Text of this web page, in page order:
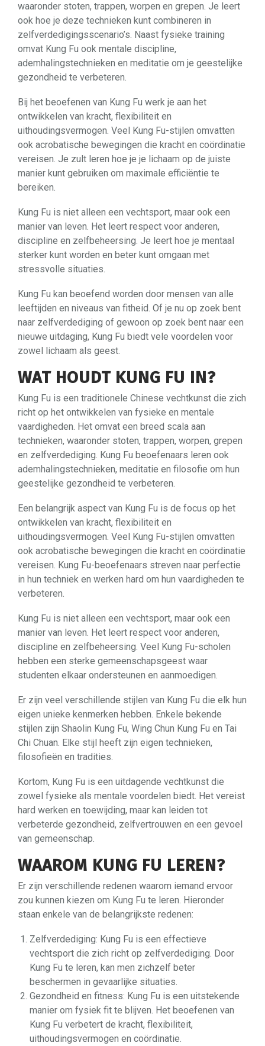
waaronder stoten, trappen, worpen en grepen. Je leert
ook hoe je deze technieken kunt combineren in
zelfverdedigingsscenario’s. Naast fysieke training
omvat Kung Fu ook mentale discipline,
ademhalingstechnieken en meditatie om je geestelijke
gezondheid te verbeteren.
Bij het beoefenen van Kung Fu werk je aan het
ontwikkelen van kracht, flexibiliteit en
uithoudingsvermogen. Veel Kung Fu-stijlen omvatten
ook acrobatische bewegingen die kracht en coördinatie
vereisen. Je zult leren hoe je je lichaam op de juiste
manier kunt gebruiken om maximale efficiëntie te
bereiken.
Kung Fu is niet alleen een vechtsport, maar ook een
manier van leven. Het leert respect voor anderen,
discipline en zelfbeheersing. Je leert hoe je mentaal
sterker kunt worden en beter kunt omgaan met
stressvolle situaties.
Kung Fu kan beoefend worden door mensen van alle
leeftijden en niveaus van fitheid. Of je nu op zoek bent
naar zelfverdediging of gewoon op zoek bent naar een
nieuwe uitdaging, Kung Fu biedt vele voordelen voor
zowel lichaam als geest.
WAT HOUDT KUNG FU IN?
Kung Fu is een traditionele Chinese vechtkunst die zich
richt op het ontwikkelen van fysieke en mentale
vaardigheden. Het omvat een breed scala aan
technieken, waaronder stoten, trappen, worpen, grepen
en zelfverdediging. Kung Fu beoefenaars leren ook
ademhalingstechnieken, meditatie en filosofie om hun
geestelijke gezondheid te verbeteren.
Een belangrijk aspect van Kung Fu is de focus op het
ontwikkelen van kracht, flexibiliteit en
uithoudingsvermogen. Veel Kung Fu-stijlen omvatten
ook acrobatische bewegingen die kracht en coördinatie
vereisen. Kung Fu-beoefenaars streven naar perfectie
in hun techniek en werken hard om hun vaardigheden te
verbeteren.
Kung Fu is niet alleen een vechtsport, maar ook een
manier van leven. Het leert respect voor anderen,
discipline en zelfbeheersing. Veel Kung Fu-scholen
hebben een sterke gemeenschapsgeest waar
studenten elkaar ondersteunen en aanmoedigen.
Er zijn veel verschillende stijlen van Kung Fu die elk hun
eigen unieke kenmerken hebben. Enkele bekende
stijlen zijn Shaolin Kung Fu, Wing Chun Kung Fu en Tai
Chi Chuan. Elke stijl heeft zijn eigen technieken,
filosofieën en tradities.
Kortom, Kung Fu is een uitdagende vechtkunst die
zowel fysieke als mentale voordelen biedt. Het vereist
hard werken en toewijding, maar kan leiden tot
verbeterde gezondheid, zelfvertrouwen en een gevoel
van gemeenschap.
WAAROM KUNG FU LEREN?
Er zijn verschillende redenen waarom iemand ervoor
zou kunnen kiezen om Kung Fu te leren. Hieronder
staan enkele van de belangrijkste redenen:
Zelfverdediging: Kung Fu is een effectieve
vechtsport die zich richt op zelfverdediging. Door
Kung Fu te leren, kan men zichzelf beter
beschermen in gevaarlijke situaties.
Gezondheid en fitness: Kung Fu is een uitstekende
manier om fysiek fit te blijven. Het beoefenen van
Kung Fu verbetert de kracht, flexibiliteit,
uithoudingsvermogen en coördinatie.